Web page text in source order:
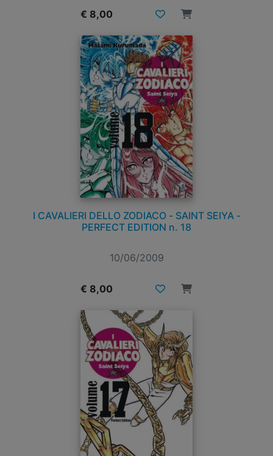
€ 8,00
I CAVALIERI DELLO ZODIACO - SAINT SEIYA -
PERFECT EDITION n. 18
10/06/2009
€ 8,00